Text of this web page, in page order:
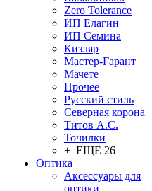
Zero Tolerance
ИП Елагин
ИП Семина
Кизляр
Мастер-Гарант
Мачете
Прочее
Русский стиль
Северная корона
Титов А.С.
Точилки
+ ЕЩЕ 26
Оптика
Аксессуары для
оптики